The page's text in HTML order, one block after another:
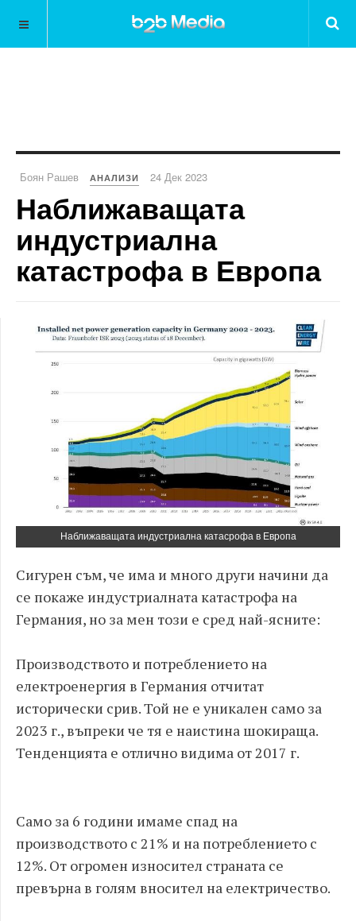
Боян Рашев АНАЛИЗИ 24 Дек 2023
Наближаващата
индустриална
катастрофа в Европа
Наближаващата индустриална катасрофа в Европа
Сигурен съм, че има и много други начини да
се покаже индустриалната катастрофа на
Германия, но за мен този е сред най-ясните:
Производството и потреблението на
електроенергия в Германия отчитат
исторически срив. Той не е уникален само за
2023 г., въпреки че тя е наистина шокираща.
Тенденцията е отлично видима от 2017 г.
Само за 6 години имаме спад на
производството с 21% и на потреблението с
12%. От огромен износител страната се
превърна в голям вносител на електричество.